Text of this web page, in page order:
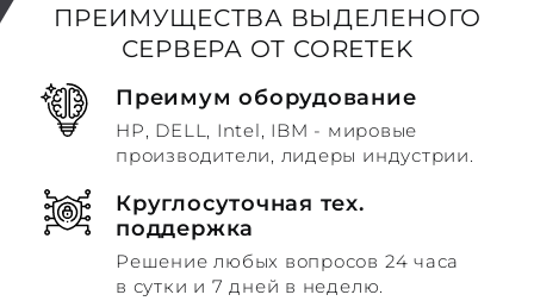
ПРЕИМУЩЕСТВА ВЫДЕЛЕНОГО
СЕРВЕРА ОТ CORETEK
Преимум оборудование
HP, DELL, Intel, IBM - мировые
производители, лидеры индустрии.
Круглосуточная тех.
поддержка
Решение любых вопросов 24 часа
в сутки и 7 дней в неделю.